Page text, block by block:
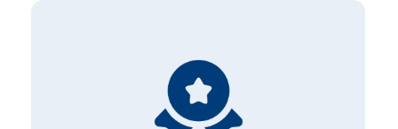
програмном комплексе Indorcad
от 15.000₽